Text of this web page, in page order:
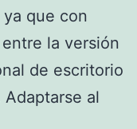
que con
la versión
de escritorio
al